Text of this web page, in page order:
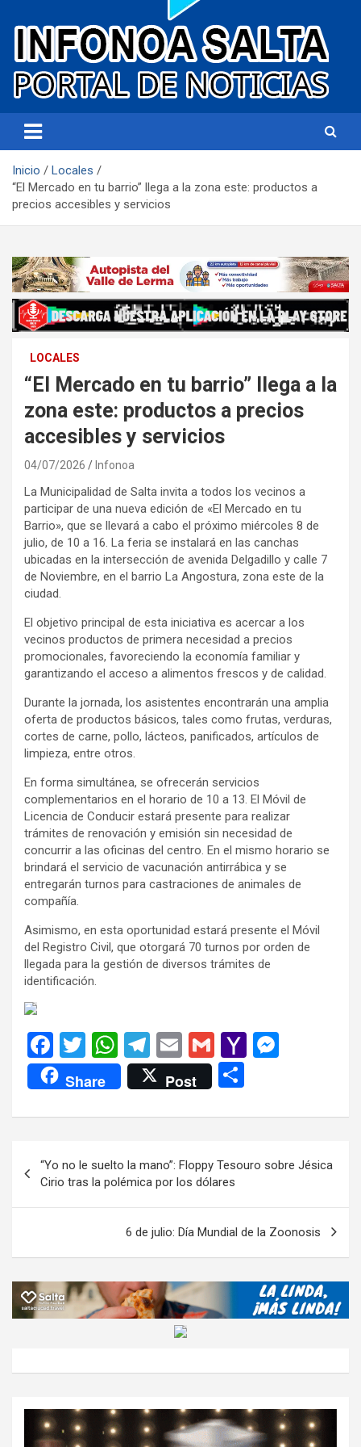
Infonoa Salta
Inicio
Locales
“El Mercado en tu barrio” llega a la zona este: productos a
precios accesibles y servicios
LOCALES
“El Mercado en tu barrio” llega a la
zona este: productos a precios
accesibles y servicios
04/07/2026 Infonoa
La Municipalidad de Salta invita a todos los vecinos a
participar de una nueva edición de «El Mercado en tu
Barrio», que se llevará a cabo el próximo miércoles 8 de
julio, de 10 a 16. La feria se instalará en las canchas
ubicadas en la intersección de avenida Delgadillo y calle 7
de Noviembre, en el barrio La Angostura, zona este de la
ciudad.
El objetivo principal de esta iniciativa es acercar a los
vecinos productos de primera necesidad a precios
promocionales, favoreciendo la economía familiar y
garantizando el acceso a alimentos frescos y de calidad.
Durante la jornada, los asistentes encontrarán una amplia
oferta de productos básicos, tales como frutas, verduras,
cortes de carne, pollo, lácteos, panificados, artículos de
limpieza, entre otros.
En forma simultánea, se ofrecerán servicios
complementarios en el horario de 10 a 13. El Móvil de
Licencia de Conducir estará presente para realizar
trámites de renovación y emisión sin necesidad de
concurrir a las oficinas del centro. En el mismo horario se
brindará el servicio de vacunación antirrábica y se
entregarán turnos para castraciones de animales de
compañía.
Asimismo, en esta oportunidad estará presente el Móvil
del Registro Civil, que otorgará 70 turnos por orden de
llegada para la gestión de diversos trámites de
identificación.
F
a
ce
b
o
k
T
wi
tt
er
W
h
at
s
p
p
T
el
e
gr
m
E
m
ail
G
m
ail
Y
o
M
ail
n
er
Share Post
m
ar
tir
de
entradas
“Yo no le suelto la mano”: Floppy Tesouro sobre Jésica
Cirio tras la polémica por los dólares
6 de julio: Día Mundial de la Zoonosis